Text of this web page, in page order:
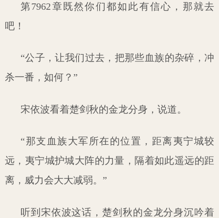
第7962章既然你们都如此有信心，那就去
吧！
“公子，让我们过去，把那些血族的杂碎，冲
杀一番，如何？”
宋依波看着楚剑秋的金龙分身，说道。
“那支血族大军所在的位置，距离夷宁城较
远，夷宁城护城大阵的力量，隔着如此遥远的距
离，威力会大大减弱。”
听到宋依波这话，楚剑秋的金龙分身沉吟着